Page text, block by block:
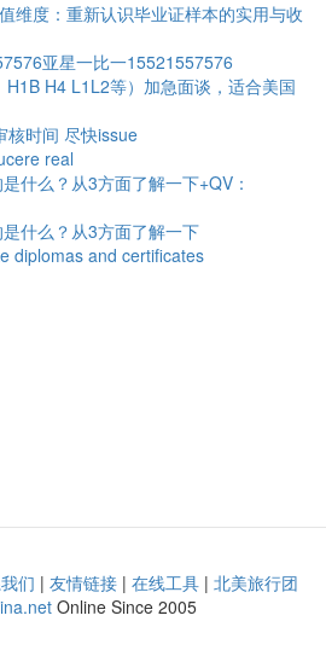
维度：重新认识毕业证样本的实用与收
亚星一比一15521557576
H1B H4 L1L2等）加急面谈，适合美国
核时间 尽快issue
real
什么？从3方面了解一下+QV：
什么？从3方面了解一下
diplomas and certificates
们 | 友情链接 | 在线工具 | 北美旅行团
Online Since 2005